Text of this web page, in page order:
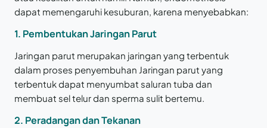
dapat memengaruhi kesuburan, karena menyebabkan:
1. Pembentukan Jaringan Parut
Jaringan parut merupakan jaringan yang terbentuk
dalam proses penyembuhan Jaringan parut yang
terbentuk dapat menyumbat saluran tuba dan
membuat sel telur dan sperma sulit bertemu.
2. Peradangan dan Tekanan